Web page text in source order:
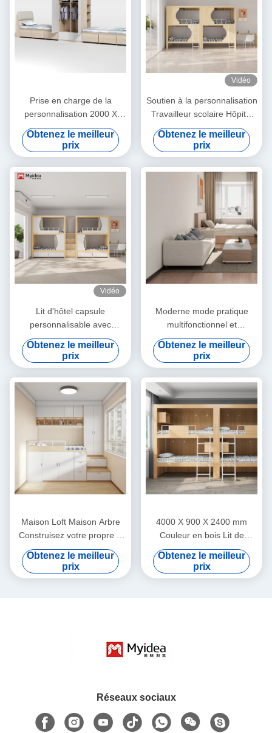
Prise en charge de la
personnalisation 2000 X
1200 X 960 mm
Appartement Meubles
étudiant Lit de lit dortoir
scolaire avec lit de bureau
Obtenez le meilleur
prix
Vidéo
Soutien à la personnalisation
Travailleur scolaire Hôpital
domicile Dortoir métallique
Stable Étudiant Stockage en
bois
Obtenez le meilleur
prix
Vidéo
Lit d'hôtel capsule
personnalisable avec
détection non humaine et
écran VR
Obtenez le meilleur
prix
Moderne mode pratique
multifonctionnel et
ergonomique appartement
de trois personnes support
de canapé personnalisation
Obtenez le meilleur
prix
Maison Loft Maison Arbre
Construisez votre propre lit
de chevet avec une
personnalisation de support
de lit coulissante
Obtenez le meilleur
prix
4000 X 900 X 2400 mm
Couleur en bois Lit de
chevet de mode Pour
l'auberge de jeunesse
Support personnalisation
Obtenez le meilleur
prix
Réseaux sociaux